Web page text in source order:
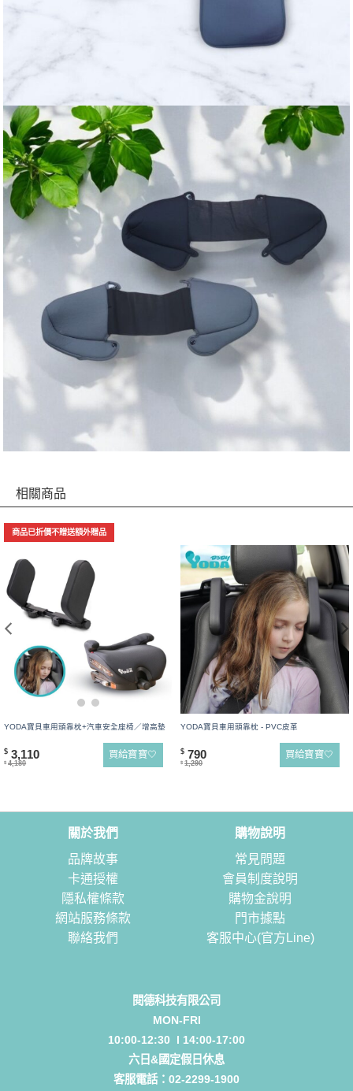
相關商品
商品已折價不贈送額外贈品
YODA寶貝車用頭靠枕+汽車安全座椅／增高墊
$ 3,110
$ 4,180
買給寶寶🤍
YODA寶貝車用頭靠枕 - PVC皮革
$ 790
$ 1,290
買給寶寶🤍
關於我們
品牌故事
卡通授權
隱私權條款
網站服務條款
聯絡我們
購物說明
常見問題
會員制度說明
購物金說明
門市據點
客服中心(官方Line)
閱德科技有限公司
MON-FRI
10:00-12:30 l 14:00-17:00
六日&國定假日休息
客服電話： 02-2299-1900